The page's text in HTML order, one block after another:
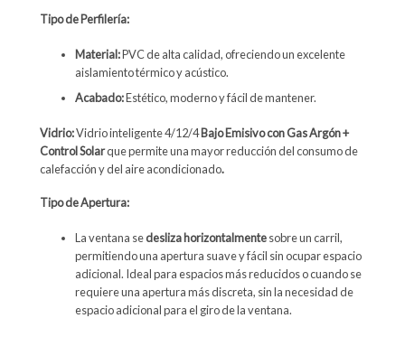
Tipo de Perfilería:
Material:PVC de alta calidad, ofreciendo un excelente
aislamiento térmico y acústico.
Acabado:Estético, moderno y fácil de mantener.
Vidrio:Vidrio inteligente 4/12/4Bajo Emisivo con Gas Argón +
Control Solarque permite una mayor reducción del consumo de
calefacción y del aire acondicionado.
Tipo de Apertura:
La ventana sedesliza horizontalmentesobre un carril,
permitiendo una apertura suave y fácil sin ocupar espacio
adicional. Ideal para espacios más reducidos o cuando se
requiere una apertura más discreta, sin la necesidad de
espacio adicional para el giro de la ventana.